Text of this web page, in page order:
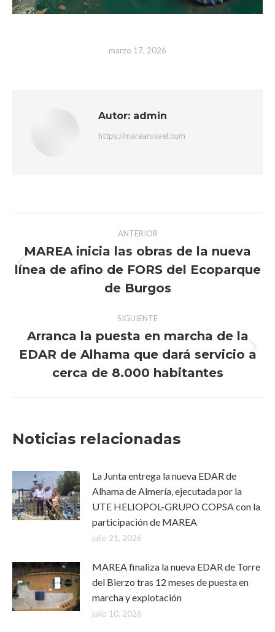
marzo 17, 2026
Autor: admin
https://marearusvel.com
Navegación
entre
publicaciones
ANTERIOR
Publicación
anterior:
MAREA inicia las obras de la nueva
línea de afino de FORS del Ecoparque
de Burgos
SIGUIENTE
Publicación
siguiente:
Arranca la puesta en marcha de la
EDAR de Alhama que dará servicio a
cerca de 8.000 habitantes
Noticias relacionadas
La Junta entrega la nueva EDAR de
Alhama de Almería, ejecutada por la
UTE HELIOPOL-GRUPO COPSA con la
participación de MAREA
julio 21, 2026
MAREA finaliza la nueva EDAR de Torre
del Bierzo tras 12 meses de puesta en
marcha y explotación
julio 10, 2026